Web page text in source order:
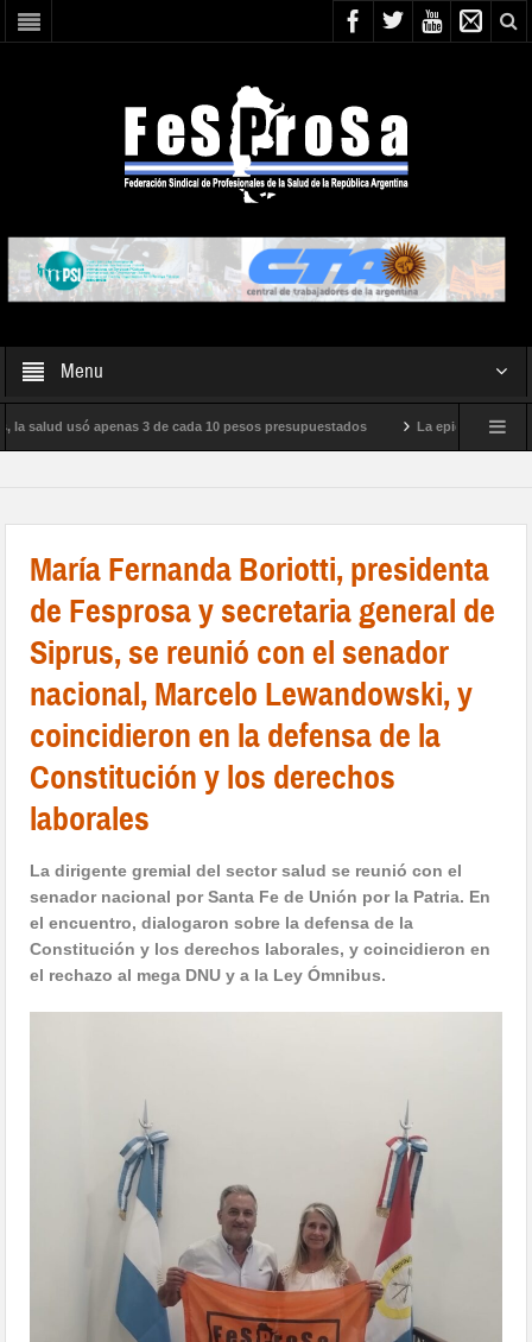
Menu
usó apenas 3 de cada 10 pesos presupuestados La epidemia de
María Fernanda Boriotti, presidenta
de Fesprosa y secretaria general de
Siprus, se reunió con el senador
nacional, Marcelo Lewandowski, y
coincidieron en la defensa de la
Constitución y los derechos
laborales
La dirigente gremial del sector salud se reunió con el
senador nacional por Santa Fe de Unión por la Patria. En
el encuentro, dialogaron sobre la defensa de la
Constitución y los derechos laborales, y coincidieron en
el rechazo al mega DNU y a la Ley Ómnibus.